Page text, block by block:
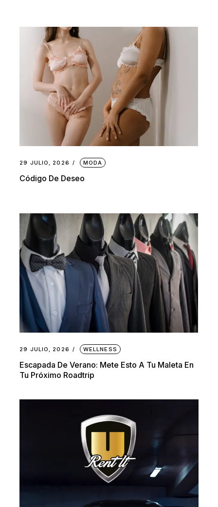
29 JULIO, 2026 MODA
Código De Deseo
29 JULIO, 2026 WELLNESS
Escapada De Verano: Mete Esto A Tu Maleta En
Tu Próximo Roadtrip